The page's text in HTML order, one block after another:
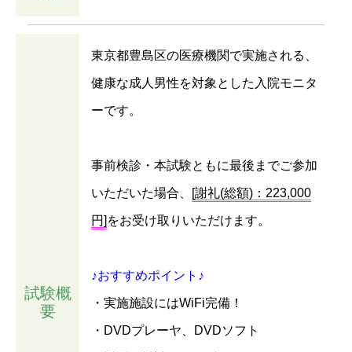
試験概
要
東京都豊島区の医療機関で実施される、
健康な成人男性を対象とした入院モニタ
ーです。
事前検診・本試験ともに最後までご参加
いただいた場合、 [謝礼(総額)：223,000
円] をお受け取りいただけます。
♪おすすめポイント♪
・実施施設にはWiFi完備！
・DVDプレーヤ、DVDソフト